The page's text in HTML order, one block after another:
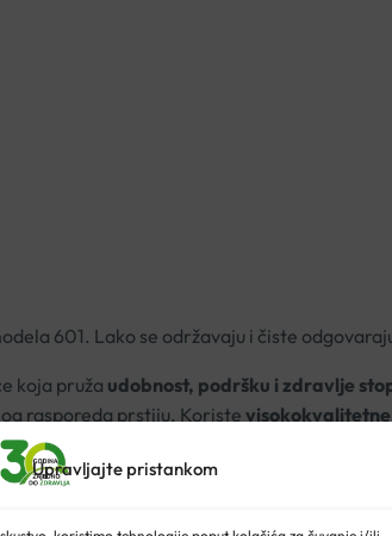
Upravljajte pristankom
601. Lako se održavaju i čiste
koja pruža udobnost, podršku i zdravlje
rasporeda prstiju. Koriste
od iritacija ili ozljeda.
pruža moderan izgled. Pouzdan je